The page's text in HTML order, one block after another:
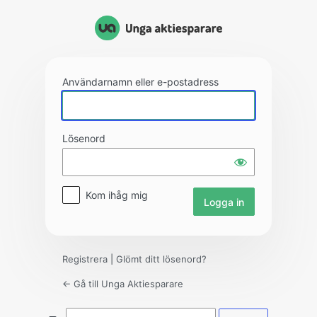
Användarnamn eller e-postadress
Lösenord
Kom ihåg mig
Registrera Glömt ditt lösenord?
← Gå till Unga Aktiesparare